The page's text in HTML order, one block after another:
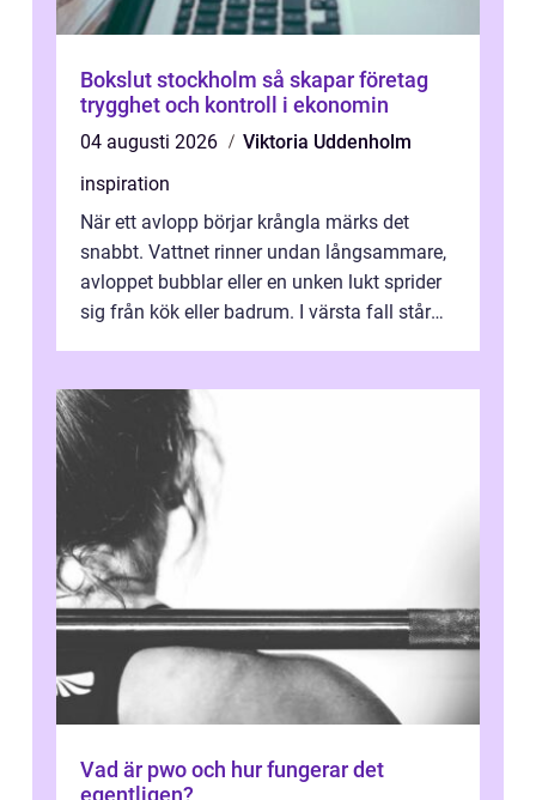
Bokslut stockholm så skapar företag
trygghet och kontroll i ekonomin
04 augusti 2026
Viktoria Uddenholm
inspiration
När ett avlopp börjar krångla märks det
snabbt. Vattnet rinner undan långsammare,
avloppet bubblar eller en unken lukt sprider
sig från kök eller badrum. I värsta fall står
Vad är pwo och hur fungerar det
egentligen?